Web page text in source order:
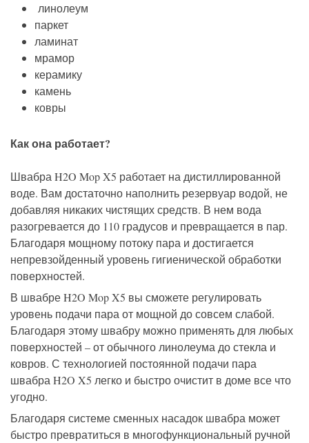
линолеум
паркет
ламинат
мрамор
керамику
камень
ковры
Как она работает?
Швабра H2O Mop X5 работает на дистиллированной
воде. Вам достаточно наполнить резервуар водой, не
добавляя никаких чистящих средств. В нем вода
разогревается до 110 градусов и превращается в пар.
Благодаря мощному потоку пара и достигается
непревзойденный уровень гигиенической обработки
поверхностей.
В швабре H2O Mop X5 вы сможете регулировать
уровень подачи пара от мощной до совсем слабой.
Благодаря этому швабру можно применять для любых
поверхностей – от обычного линолеума до стекла и
ковров. С технологией постоянной подачи пара
швабра H2O X5 легко и быстро очистит в доме все что
угодно.
Благодаря системе сменных насадок швабра может
быстро превратиться в многофункциональный ручной